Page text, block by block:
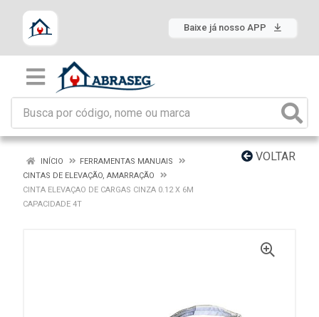
Baixe já nosso APP
VOLTAR
INÍCIO
FERRAMENTAS MANUAIS
CINTAS DE ELEVAÇÃO, AMARRAÇÃO
CINTA ELEVAÇAO DE CARGAS CINZA 0.12 X 6M
CAPACIDADE 4T